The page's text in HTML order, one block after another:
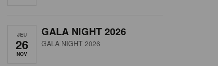
JEU
26
NOV
GALA NIGHT 2026
GALA NIGHT 2026